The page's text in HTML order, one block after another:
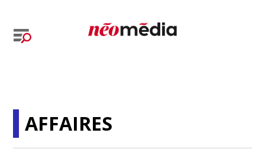
AFFAIRES